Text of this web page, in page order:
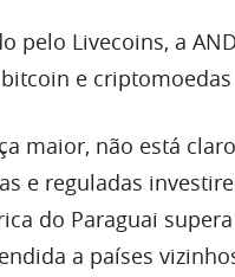
pelo Livecoins, a
e
maior, não está
e reguladas
do Paraguai
a países